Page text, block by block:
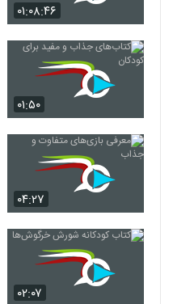
۰۱:۰۸:۴۶
۰۱:۵۰
۰۴:۲۷
۰۲:۰۷